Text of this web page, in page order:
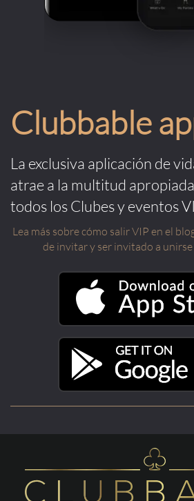
Clubbable
La exclusiva aplicación de
atrae a la multitud
todos los Clubes y eventos
Lea más sobre cómo salir VIP en el
de invitar y ser invitado a unirse